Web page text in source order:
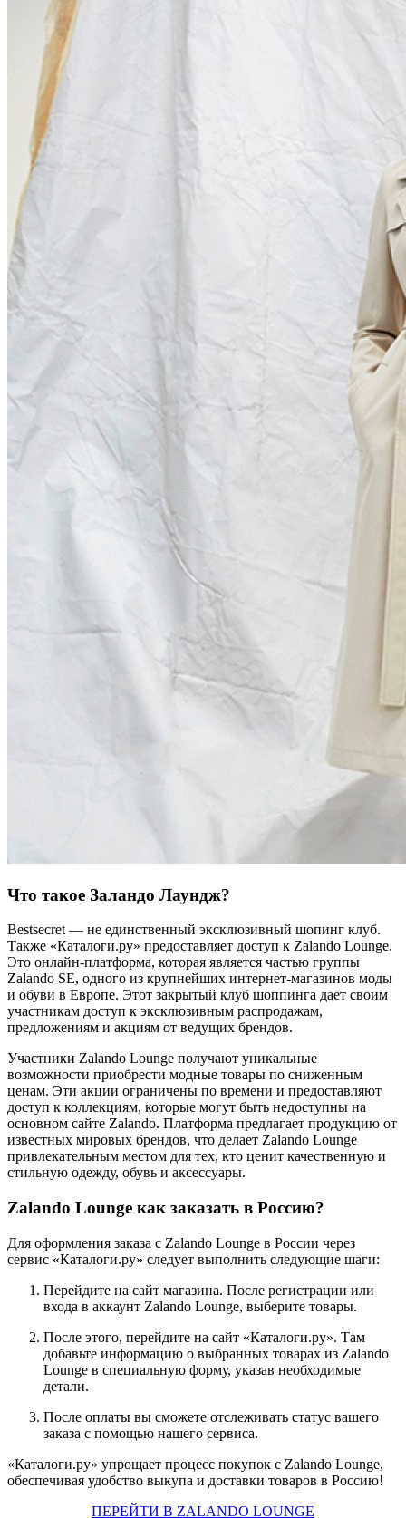
Что такое Заландо Лаундж?
Bestsecret — не единственный эксклюзивный шопинг клуб.
Также «Каталоги.ру»‎ предоставляет доступ к Zalando Lounge.
Это онлайн-платформа, которая является частью группы
Zalando SE, одного из крупнейших интернет-магазинов моды
и обуви в Европе. Этот закрытый клуб шоппинга дает своим
участникам доступ к эксклюзивным распродажам,
предложениям и акциям от ведущих брендов.
Участники Zalando Lounge получают уникальные
возможности приобрести модные товары по сниженным
ценам. Эти акции ограничены по времени и предоставляют
доступ к коллекциям, которые могут быть недоступны на
основном сайте Zalando. Платформа предлагает продукцию от
известных мировых брендов, что делает Zalando Lounge
привлекательным местом для тех, кто ценит качественную и
стильную одежду, обувь и аксессуары.
Zalando Lounge как заказать в Россию?
Для оформления заказа с Zalando Lounge в России через
сервис «Каталоги.ру»‎ следует выполнить следующие шаги:
Перейдите на сайт магазина. После регистрации или
входа в аккаунт Zalando Lounge, выберите товары.
После этого, перейдите на сайт «Каталоги.ру»‎. Там
добавьте информацию о выбранных товарах из Zalando
Lounge в специальную форму, указав необходимые
детали.
После оплаты вы сможете отслеживать статус вашего
заказа с помощью нашего сервиса.
«Каталоги.ру» упрощает процесс покупок с Zalando Lounge,
обеспечивая удобство выкупа и доставки товаров в Россию!
ПЕРЕЙТИ В ZALANDO LOUNGE